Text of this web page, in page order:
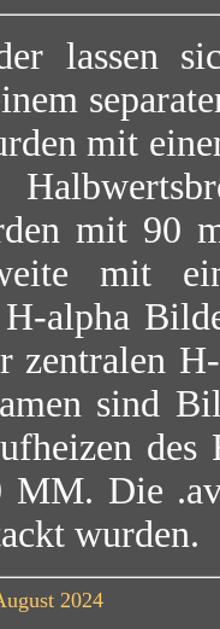
lassen
mit
mit 90
mit
alpha
sind
des
Die
wurden.
2024